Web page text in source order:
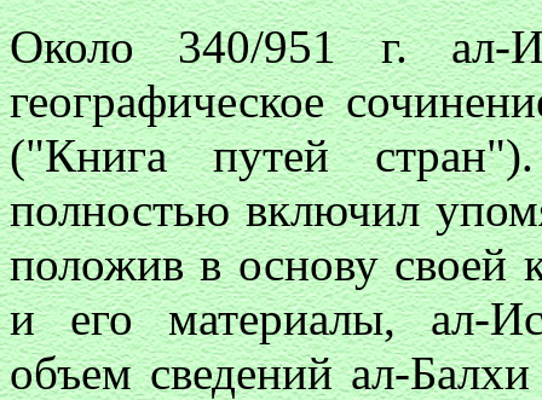
Около 340/951 г. ал-
географическое
("Книга путей
полностью включил
положив в основу своей
и его материалы, ал-
объем сведений ал-